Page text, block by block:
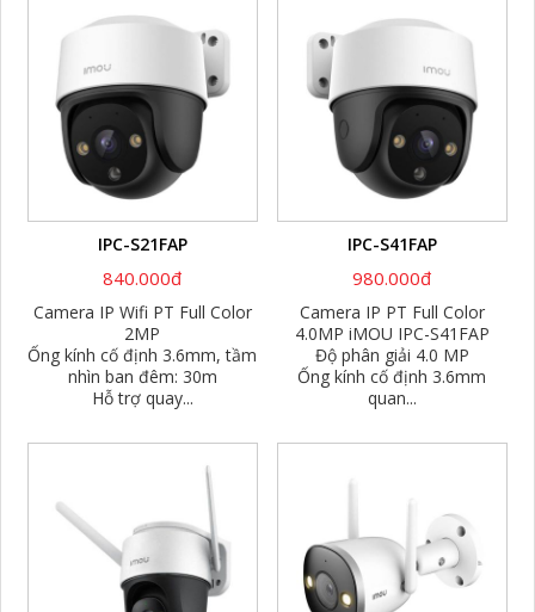
IPC-S21FAP
840.000đ
Camera IP Wifi PT Full Color
2MP
Ống kính cố định 3.6mm, tầm
nhìn ban đêm: 30m
Hỗ trợ quay...
IPC-S41FAP
980.000đ
Camera IP PT Full Color
4.0MP iMOU IPC-S41FAP
Độ phân giải 4.0 MP
Ống kính cố định 3.6mm
quan...